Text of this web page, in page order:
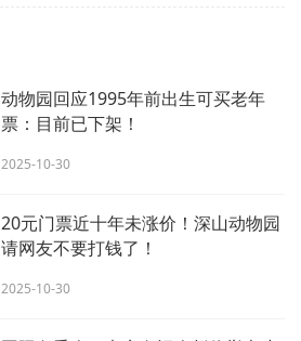
动物园回应1995年前出生可买老年
票：目前已下架！
2025-10-30
20元门票近十年未涨价！深山动物园
请网友不要打钱了！
2025-10-30